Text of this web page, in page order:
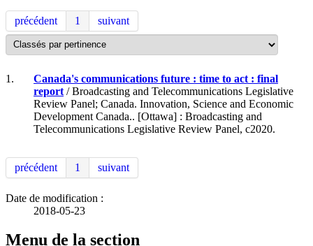
précédent 1 suivant
1.
Canada's communications future : time to act : final
report / Broadcasting and Telecommunications Legislative
Review Panel; Canada. Innovation, Science and Economic
Development Canada.. [Ottawa] : Broadcasting and
Telecommunications Legislative Review Panel, c2020.
précédent 1 suivant
Date de modification :
2018-05-23
Menu de la section